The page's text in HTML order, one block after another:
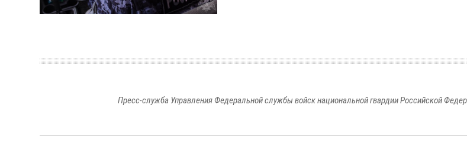
Пресс-служба Управления Федеральной службы войск национальной гвардии Российской